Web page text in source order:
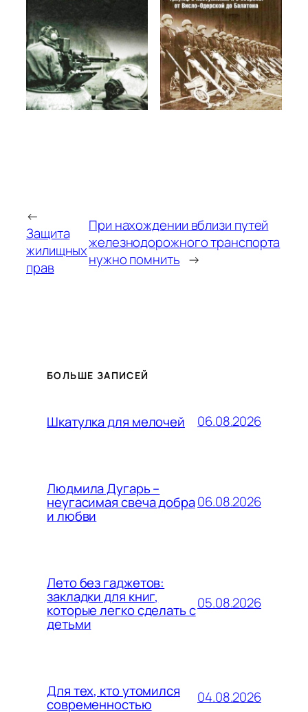
←
Защита
жилищных
прав
При нахождении вблизи путей
железнодорожного транспорта
нужно помнить →
БОЛЬШЕ ЗАПИСЕЙ
Шкатулка для мелочей 06.08.2026
Людмила Дугарь –
неугасимая свеча добра
и любви
06.08.2026
Лето без гаджетов:
закладки для книг,
которые легко сделать с
детьми
05.08.2026
Для тех, кто утомился
современностью 04.08.2026